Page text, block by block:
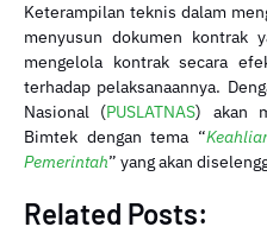
Keterampilan teknis dalam
menyusun dokumen kontrak
mengelola kontrak secara
terhadap pelaksanaannya.
Nasional (PUSLATNAS) akan
Bimtek dengan tema “
Pemerintah” yang akan
Related Posts: